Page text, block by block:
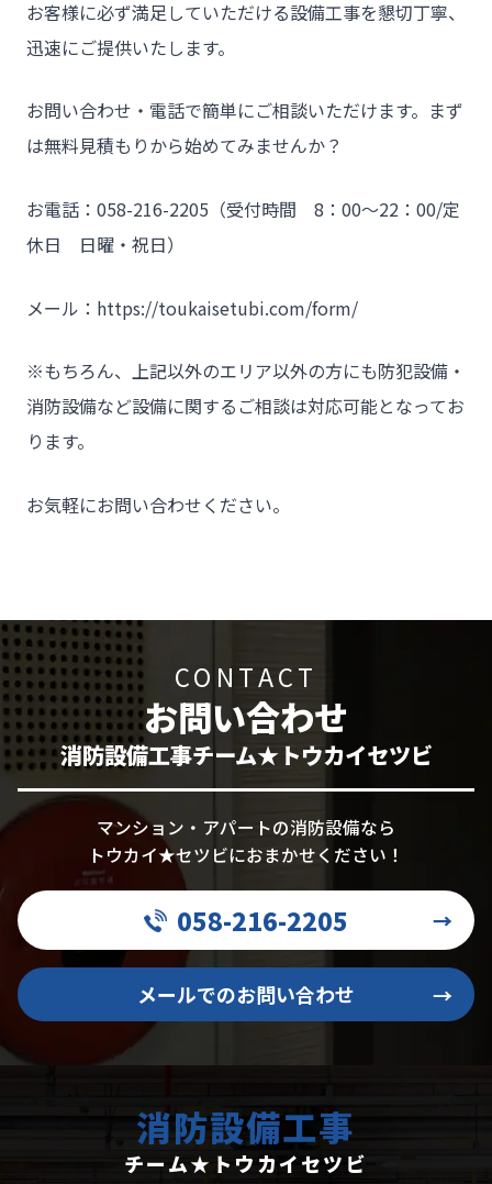
お客様に必ず満足していただける設備工事を懇切丁寧、
迅速にご提供いたします。
お問い合わせ・電話で簡単にご相談いただけます。まず
は無料見積もりから始めてみませんか？
お電話：058-216-2205（受付時間 8：00～22：00/定
休日 日曜・祝日）
メール：https://toukaisetubi.com/form/
※もちろん、上記以外のエリア以外の方にも防犯設備・
消防設備など設備に関するご相談は対応可能となってお
ります。
お気軽にお問い合わせください。
CONTACT
お問い合わせ
消防設備工事チーム★トウカイセツビ
マンション・アパートの消防設備なら
トウカイ★セツビにおまかせください！
058-216-2205 →
メールでのお問い合わせ →
消防設備工事
チーム★トウカイセツビ